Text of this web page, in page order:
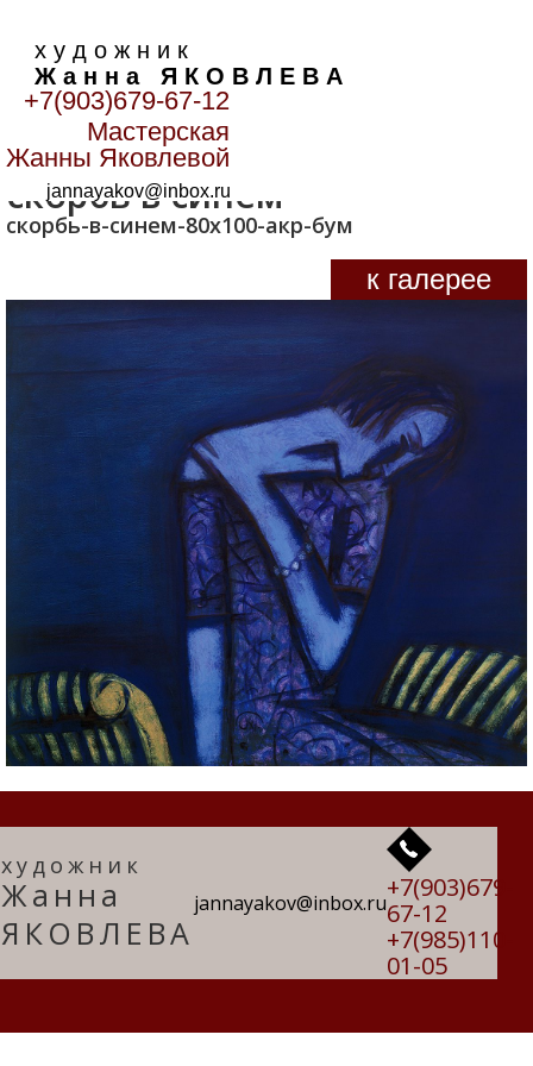
х у д о ж н и к
Ж а н н а Я К О В Л Е В А
+7(903)679-67-12
Мастерская
Жанны Яковлевой
jannayakov@inbox.ru
Главная>Лики>скорбь в синем
скорбь в синем
скорбь-в-синем-80х100-акр-бум
к галерее
художник
Жанна
ЯКОВЛЕВА
jannayakov@inbox.ru+7(903)679-
67-12
+7(985)110-
01-05